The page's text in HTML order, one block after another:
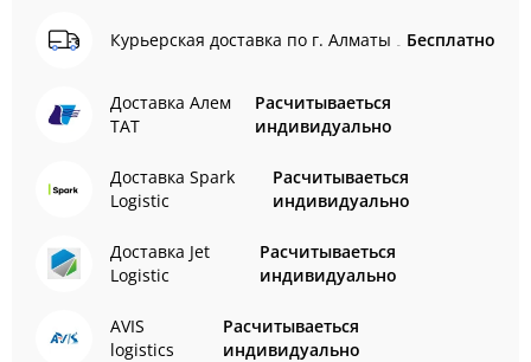
Курьерская доставка по г. Алматы Бесплатно
Доставка Алем
ТАТ
Расчитываеться
индивидуально
Доставка Spark
Logistic
Расчитываеться
индивидуально
Доставка Jet
Logistic
Расчитываеться
индивидуально
AVIS
logistics
Расчитываеться
индивидуально